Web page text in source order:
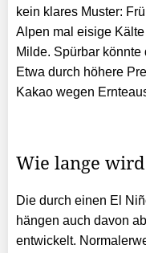
kein klares Muster:
Alpen mal eisige
Milde. Spürbar
Etwa durch höhere
Kakao wegen
Wie lange
Die durch einen El
hängen auch davon
entwickelt.